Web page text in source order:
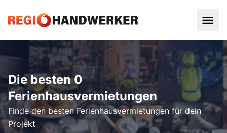
Die besten 0
Ferienhausvermietungen
Finde den besten Ferienhausvermietungen für dein
Projekt